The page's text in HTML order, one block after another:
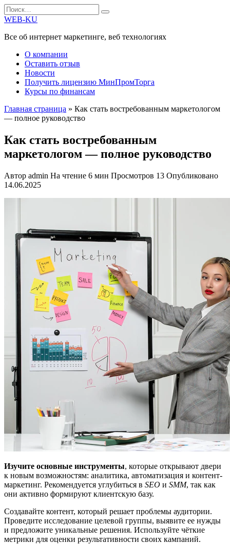
Перейти
к
Search
for:
WEB-KU
Все об интернет маркетинге, веб технологиях
О компании
Оставить отзыв
Новости
Получить лицензию МинПромТорга
Курсы по финансам
Главная страница » Как стать востребованным маркетологом
— полное руководство
Как стать востребованным
маркетологом — полное руководство
Автор admin На чтение 6 мин Просмотров 13 Опубликовано
14.06.2025
Изучите основные инструменты, которые открывают двери
к новым возможностям: аналитика, автоматизация и контент-
маркетинг. Рекомендуется углубиться в SEO и SMM, так как
они активно формируют клиентскую базу.
Создавайте контент, который решает проблемы аудитории.
Проведите исследование целевой группы, выявите ее нужды
и предложите уникальные решения. Используйте чёткие
метрики для оценки результативности своих кампаний.